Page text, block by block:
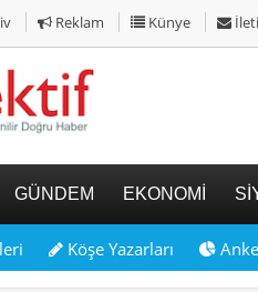
Reklam Künye
GÜNDEM EKONOMİ
Köşe Yazarları